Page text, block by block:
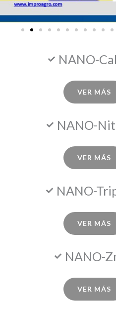
NANO-
VER MÁS
NANO-
VER MÁS
NANO-
VER MÁS
NANO-
VER MÁS